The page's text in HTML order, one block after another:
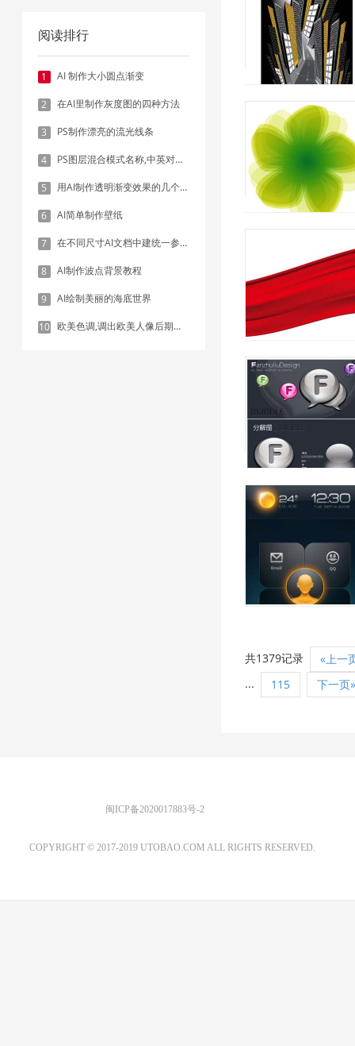
阅读排行
1 AI 制作大小圆点渐变
2 在AI里制作灰度图的四种方法
3 PS制作漂亮的流光线条
4 PS图层混合模式名称,中英对照表
5 用AI制作透明渐变效果的几个方法
6 AI简单制作壁纸
7 在不同尺寸AI文档中建统一参考线 - 方法1：对齐和分布
8 AI制作波点背景教程
9 AI绘制美丽的海底世界
10 欧美色调,调出欧美人像后期色调实例
共1379记录
«上一
...
115 下一页»
闽ICP备2020017883号-2
COPYRIGHT © 2017-2019 UTOBAO.COM ALL RIGHTS RESERVED.